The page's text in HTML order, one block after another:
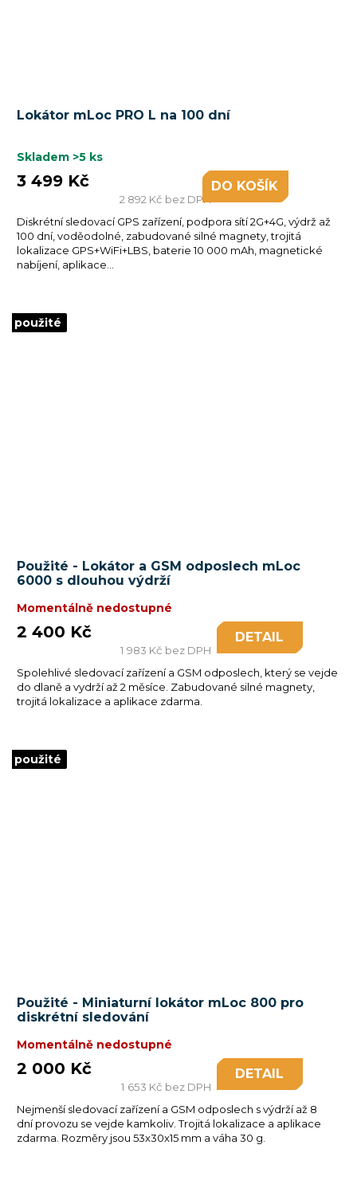
Lokátor mLoc PRO L na 100 dní
Skladem >5 ks
2 892 Kč bez DPH
3 499 Kč DO KOŠÍKU
Diskrétní sledovací GPS zařízení, podpora sítí 2G+4G, výdrž až
100 dní, voděodolné, zabudované silné magnety, trojitá
lokalizace GPS+WiFi+LBS, baterie 10 000 mAh, magnetické
nabíjení, aplikace...
použité
Použité - Lokátor a GSM odposlech mLoc
6000 s dlouhou výdrží
Momentálně nedostupné
1 983 Kč bez DPH
2 400 Kč DETAIL
Spolehlivé sledovací zařízení a GSM odposlech, který se vejde
do dlaně a vydrží až 2 měsíce. Zabudované silné magnety,
trojitá lokalizace a aplikace zdarma.
použité
Použité - Miniaturní lokátor mLoc 800 pro
diskrétní sledování
Momentálně nedostupné
1 653 Kč bez DPH
2 000 Kč DETAIL
Nejmenší sledovací zařízení a GSM odposlech s výdrží až 8
dní provozu se vejde kamkoliv. Trojitá lokalizace a aplikace
zdarma. Rozměry jsou 53x30x15 mm a váha 30 g.